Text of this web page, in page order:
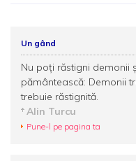
Un gând
Nu poți răstigni demonii
pământească: Demonii
trebuie răstignită.
Alin Turcu
Pune-l pe pagina ta